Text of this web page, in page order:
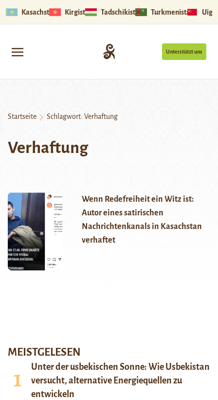
Kasachstan Kirgistan Tadschikistan Turkmenistan
Unterstützt uns
Startseite Schlagwort: Verhaftung
Verhaftung
Wenn Redefreiheit ein Witz ist:
Autor eines satirischen
Nachrichtenkanals in Kasachstan
verhaftet
MEISTGELESEN
Unter der usbekischen Sonne: Wie Usbekistan
versucht, alternative Energiequellen zu
entwickeln